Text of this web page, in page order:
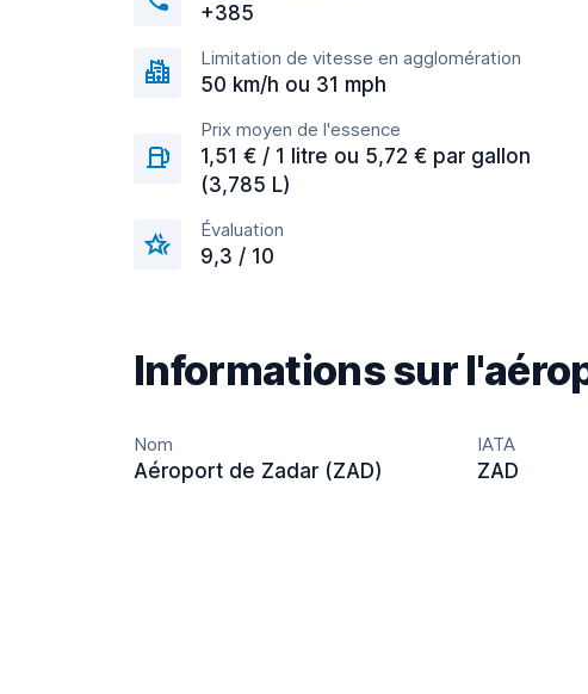
+385
Limitation de vitesse en agglomération
50 km/h ou 31 mph
Prix moyen de l'essence
1,51 € / 1 litre ou 5,72 € par gallon
(3,785 L)
Évaluation
9,3 / 10
Informations sur
Nom
Aéroport de Zadar (ZAD)
IATA
ZAD